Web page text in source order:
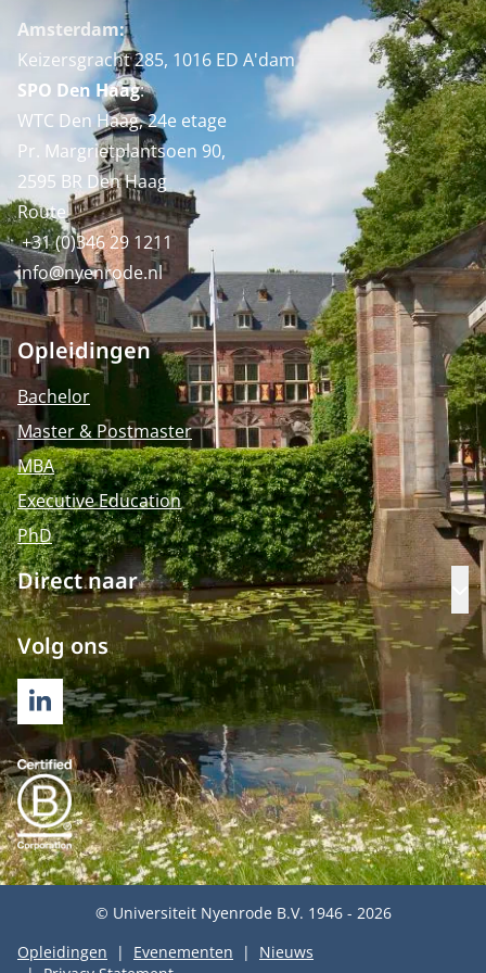
Amsterdam:
Keizersgracht 285, 1016 ED A'dam
SPO Den Haag:
WTC Den Haag, 24e etage
Pr. Margrietplantsoen 90,
2595 BR Den Haag
Route
+31 (0)346 29 1211
info@nyenrode.nl
Opleidingen
Bachelor
Master & Postmaster
MBA
Executive Education
PhD
Direct naar
Volg ons
LINKEDIN
© Universiteit Nyenrode B.V. 1946 - 2026
Opleidingen
Evenementen
Nieuws